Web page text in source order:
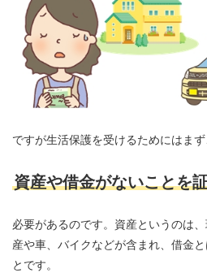
ですが生活保護を受けるためにはまず
資産や借金がないことを
必要があるのです。資産というのは
産や車、バイクなどが含まれ、借金
とです。